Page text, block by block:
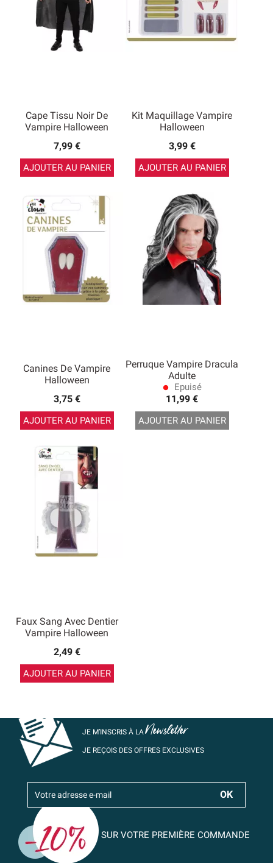
Cape Tissu Noir De
Vampire Halloween
7,99 €
AJOUTER AU PANIER
Kit Maquillage Vampire
Halloween
3,99 €
AJOUTER AU PANIER
Canines De Vampire
Halloween
3,75 €
AJOUTER AU PANIER
Perruque Vampire Dracula
Adulte
lens Epuisé
11,99 €
AJOUTER AU PANIER
Faux Sang Avec Dentier
Vampire Halloween
2,49 €
AJOUTER AU PANIER
JE M’INSCRIS À LANewsletter
JE REÇOIS DES OFFRES EXCLUSIVES
SUR VOTRE PREMIÈRE COMMANDE